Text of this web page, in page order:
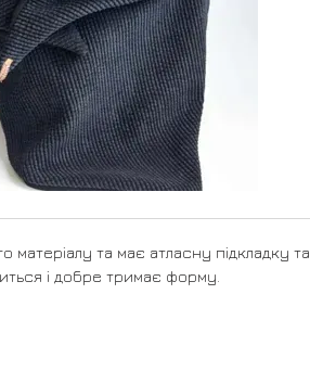
матеріалу та має атласну підкладку та
і добре тримає форму.